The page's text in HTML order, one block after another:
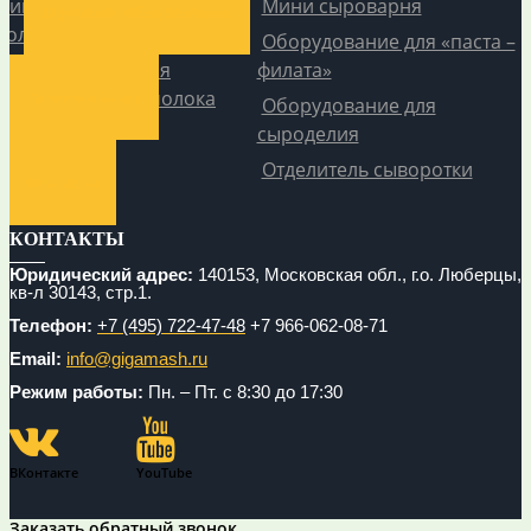
стерилизованного
и сливок
для
молока
Мини сыроварня
Оборудование для «паста –
филата»
Оборудование для
сыроделия
Отделитель сыворотки
КОНТАКТЫ
Юридический адрес: 140153, Московская обл., г.о. Люберцы,
кв-л 30143, стр.1.
Телефон: +7 (495) 722-47-48 +7 966-062-08-71
Email: info@gigamash.ru
Режим работы: Пн. – Пт. с 8:30 до 17:30
ВКонтакте YouTube